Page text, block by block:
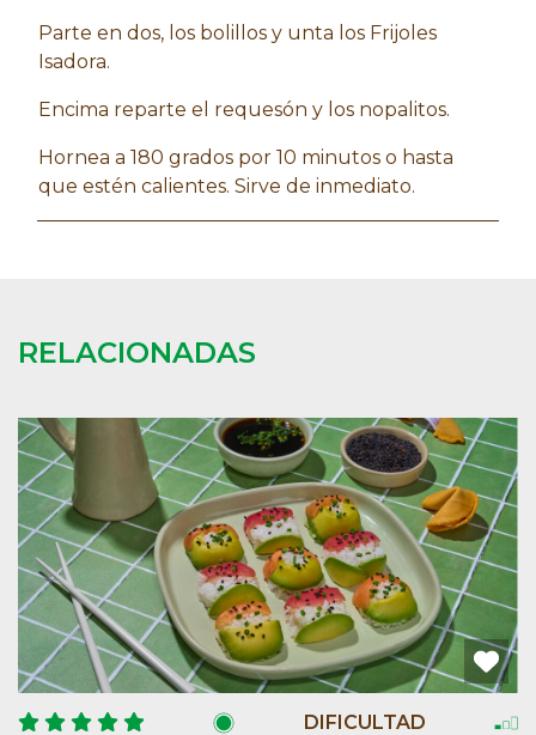
Parte en dos, los bolillos y unta los Frijoles
Isadora.
Encima reparte el requesón y los nopalitos.
Hornea a 180 grados por 10 minutos o hasta
que estén calientes. Sirve de inmediato.
RELACIONADAS
DIFICULTAD